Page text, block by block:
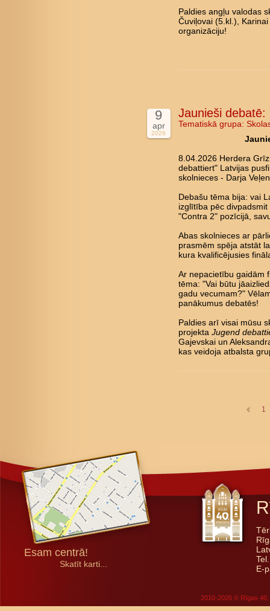
Paldies angļu valodas
Čuviļovai (5.kl.),
organizāciju!
9
apr
2026
Jaunieši debatē:
Tematiskā grupa:
8.04.2026 Herdera
debattiert" Latvijas
skolnieces - Darja
Debašu tēma bija: vai
izglītība pēc
"Contra 2" pozīcijā,
Abas skolnieces ar
prasmēm spēja atstāt
kura kvalificējusies
Ar nepacietību gaidām
tēma: "Vai būtu
gadu vecumam?"
panākumus debatēs!
Paldies arī visai mūsu
projekta Jugend
Gajevskai un
kas veidoja atbalsta
1
Esam centrā!
Skatīt karti...
E-
2010-2026 © Rīgas